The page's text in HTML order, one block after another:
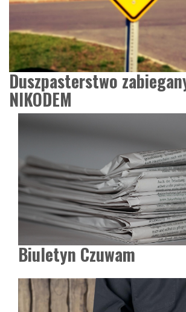
Duszpasterstwo
NIKODEM
Biuletyn Czuwam